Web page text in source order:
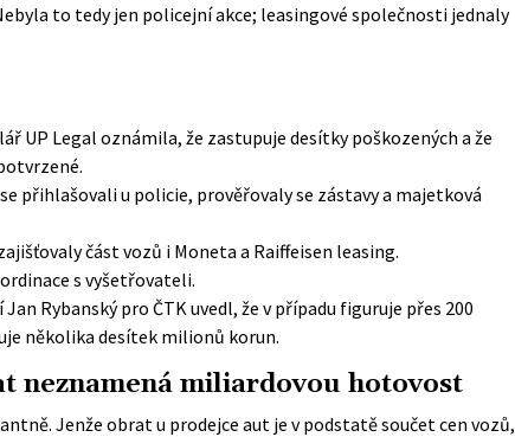
to tedy jen policejní akce; leasingové společnosti jednaly
UP Legal oznámila, že zastupuje desítky poškozených a že
přihlašovali u policie, prověřovaly se zástavy a majetková
část vozů i Moneta a Raiffeisen leasing.
s vyšetřovateli.
Rybanský pro ČTK uvedl, že v případu figuruje přes 200
několika desítek milionů korun.
neznamená miliardovou hotovost
Jenže obrat u prodejce aut je v podstatě součet cen vozů,